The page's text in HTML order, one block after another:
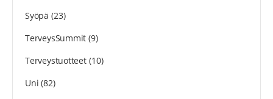
Syöpä (23)
TerveysSummit (9)
Terveystuotteet(10)
Uni (82)